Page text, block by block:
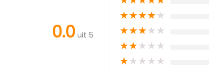
0.0 uit 5
★★★★★
★★★★★
★★★★★
★★★★★